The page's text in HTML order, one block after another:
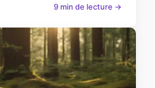
9 min de lecture →